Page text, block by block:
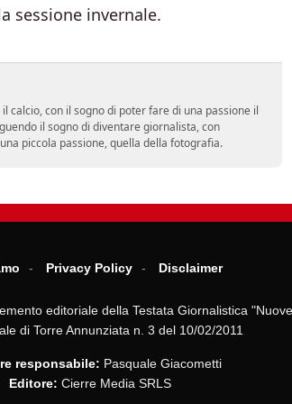
sessione invernale.
calcio, con il sogno di poter fare di una passione il
il sogno di diventare giornalista, con
piccola passione, quella della fotografia.
Privacy Policy Disclaimer
editoriale della Testata Giornalistica
di Torre Annunziata n. 3 del 10/02/2011
responsabile: Pasquale Giacometti
Editore: Cierre Media SRLS